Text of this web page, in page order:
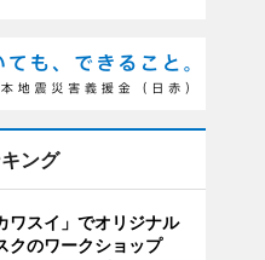
ング
ワスイ」でオリジナル
クのワークショップ